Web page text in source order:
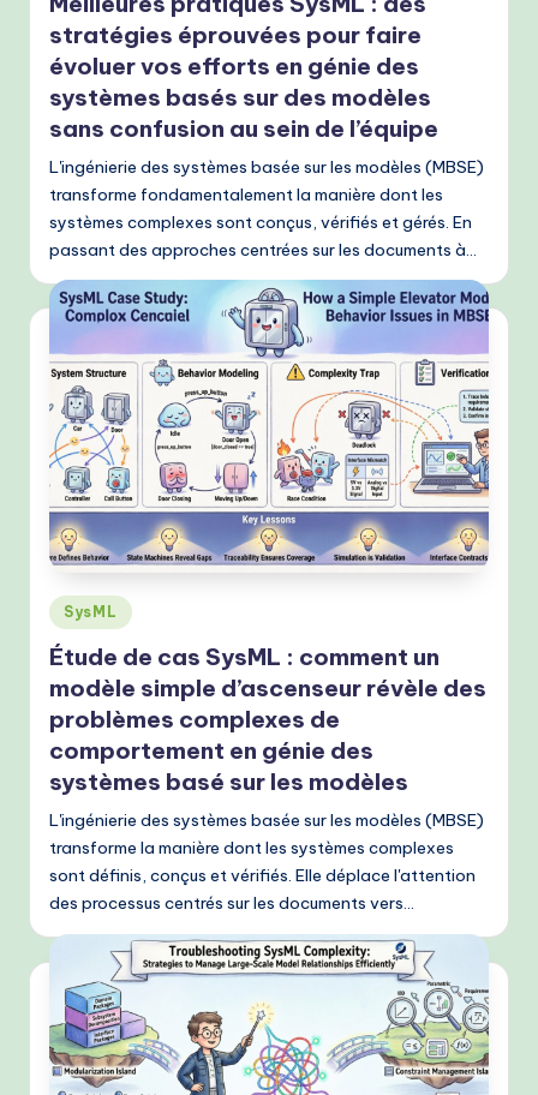
stratégies éprouvées pour faire
évoluer vos efforts en génie des
systèmes basés sur des modèles
sans confusion au sein de l’équipe
L'ingénierie des systèmes basée sur les modèles (MBSE)
transforme fondamentalement la manière dont les
systèmes complexes sont conçus, vérifiés et gérés. En
passant des approches centrées sur les documents à…
Posted
in
SysML
Étude de cas SysML : comment un
modèle simple d’ascenseur révèle des
problèmes complexes de
comportement en génie des
systèmes basé sur les modèles
L'ingénierie des systèmes basée sur les modèles (MBSE)
transforme la manière dont les systèmes complexes
sont définis, conçus et vérifiés. Elle déplace l'attention
des processus centrés sur les documents vers…